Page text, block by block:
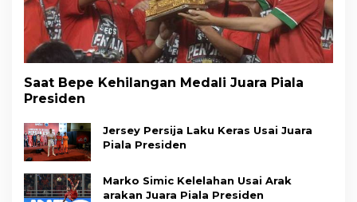
Saat Bepe Kehilangan Medali Juara Piala
Presiden
Jersey Persija Laku Keras Usai Juara
Piala Presiden
Marko Simic Kelelahan Usai Arak
arakan Juara Piala Presiden